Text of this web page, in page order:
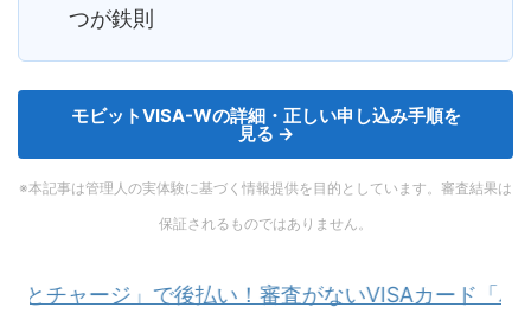
つが鉄則
モビットVISA-Wの詳細・正しい申し込み手順を
見る →
※本記事は管理人の実体験に基づく情報提供を目的としています。審査結果は
保証されるものではありません。
ジ」で後払い！審査がないVISAカード「バンドルカ